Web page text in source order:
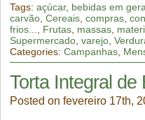
Tags: açúcar, bebidas em
carvão, Cereais, compras,
frios...
Frutas, massas,
Supermercado, varejo,
Categories: Campanhas,
Torta Integral de
Posted on fevereiro 17th,